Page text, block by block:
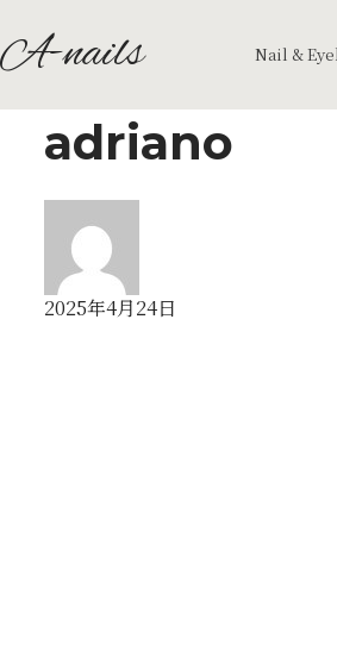
A-nails Nail &
adriano
2025年4月24日